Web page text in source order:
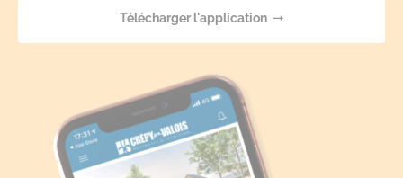
Télécharger l'application